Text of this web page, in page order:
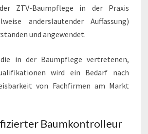
ZTV-Baumpflege in der Praxis
anderslautender Auffassung)
und angewendet.
in der Baumpflege vertretenen,
wird ein Bedarf nach
von Fachfirmen am Markt
Baumkontrolleur